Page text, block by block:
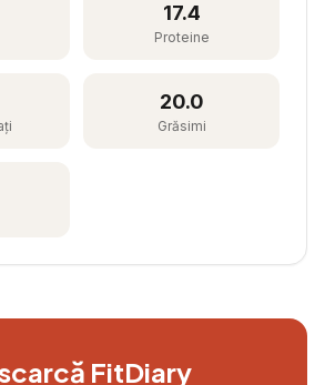
17.4
Proteine
20.0
Grăsimi
FitDiary